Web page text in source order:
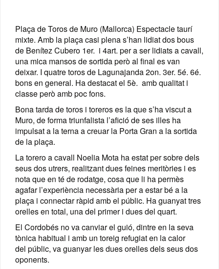
Plaça de Toros de Muro (Mallorca) Espectacle taurí
mixte. Amb la plaça casi plena s’han lidiat dos bous
de Benítez Cubero 1er. i 4art. per a ser lidiats a cavall,
una mica mansos de sortida però al final es van
deixar. I quatre toros de Lagunajanda 2on. 3er. 5é. 6é.
bons en general. Ha destacat el 5è. amb qualitat i
classe però amb poc fons.
Bona tarda de toros i toreros es la que s’ha viscut a
Muro, de forma triunfalista l’afició de ses illes ha
impulsat a la terna a creuar la Porta Gran a la sortida
de la plaça.
La torero a cavall Noelia Mota ha estat per sobre dels
seus dos utrers, realitzant dues feines meritòries i es
nota que en té de rodatge, cosa que li ha permès
agafar l’experiència necessària per a estar bé a la
plaça i connectar ràpid amb el públic. Ha guanyat tres
orelles en total, una del primer i dues del quart.
El Cordobés no va canviar el guió, dintre en la seva
tònica habitual i amb un toreig refugiat en la calor
del públic, va guanyar les dues orelles dels seus dos
oponents.